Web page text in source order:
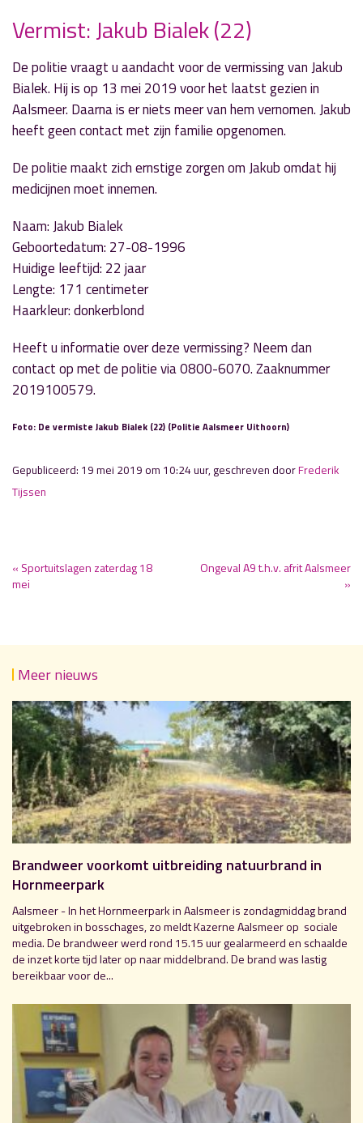
Sportuitslagen zaterdag 18 mei
19 mei 2019
» Volgend nieuwsbericht
Ongeval A9 t.h.v. afrit Aalsmeer
19 mei 2019
Vermist: Jakub Bialek (22)
De politie vraagt u aandacht voor de vermissing van Jakub
Bialek. Hij is op 13 mei 2019 voor het laatst gezien in
Aalsmeer. Daarna is er niets meer van hem vernomen. Jakub
heeft geen contact met zijn familie opgenomen.
De politie maakt zich ernstige zorgen om Jakub omdat hij
medicijnen moet innemen.
Naam: Jakub Bialek
Geboortedatum: 27-08-1996
Huidige leeftijd: 22 jaar
Lengte: 171 centimeter
Haarkleur: donkerblond
Heeft u informatie over deze vermissing? Neem dan
contact op met de politie via 0800-6070. Zaaknummer
2019100579.
Foto: De vermiste Jakub Bialek (22) (Politie Aalsmeer Uithoorn)
Gepubliceerd: 19 mei 2019 om 10:24 uur, geschreven doorFrederik
Tijssen
« Sportuitslagen zaterdag 18
mei
Ongeval A9 t.h.v. afrit Aalsmeer
»
Meer nieuws
Brandweer voorkomt uitbreiding natuurbrand in
Hornmeerpark
Aalsmeer - In het Hornmeerpark in Aalsmeer is zondagmiddag brand
uitgebroken in bosschages, zo meldt Kazerne Aalsmeer op sociale
media. De brandweer werd rond 15.15 uur gealarmeerd en schaalde
de inzet korte tijd later op naar middelbrand. De brand was lastig
bereikbaar voor de...